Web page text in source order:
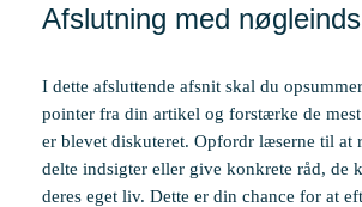
Afslutning med
I dette afsluttende afsnit skal du
pointer fra din artikel og forstærke de
er blevet diskuteret. Opfordr læserne til at
delte indsigter eller give konkrete råd, de
deres eget liv. Dette er din chance for at